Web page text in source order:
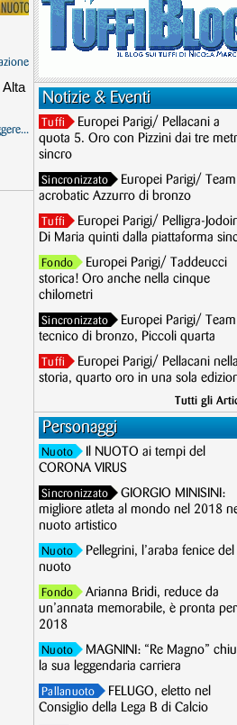
Alta
Notizie & Eventi
Tuffi
Europei Parigi/ Pellacani a
quota 5. Oro con Pizzini dai tre
sincro
Sincronizzato
Europei Parigi/ Team
acrobatic Azzurro di bronzo
Tuffi
Europei Parigi/ Pelligra-
Di Maria quinti dalla piattaforma
Fondo
Europei Parigi/ Taddeucci
storica! Oro anche nella cinque
chilometri
Sincronizzato
Europei Parigi/ Team
tecnico di bronzo, Piccoli quarta
Tuffi
Europei Parigi/ Pellacani nella
storia, quarto oro in una sola
Tutti gli
Personaggi
Nuoto
Il NUOTO ai tempi del
CORONA VIRUS
Sincronizzato
GIORGIO MINISINI:
migliore atleta al mondo nel 2018
nuoto artistico
Nuoto
Pellegrini, l’araba fenice del
nuoto
Fondo
Arianna Bridi, reduce da
un’annata memorabile, è pronta per
2018
Nuoto
MAGNINI: “Re Magno”
la sua leggendaria carriera
Pallanuoto
FELUGO, eletto nel
Consiglio della Lega B di Calcio